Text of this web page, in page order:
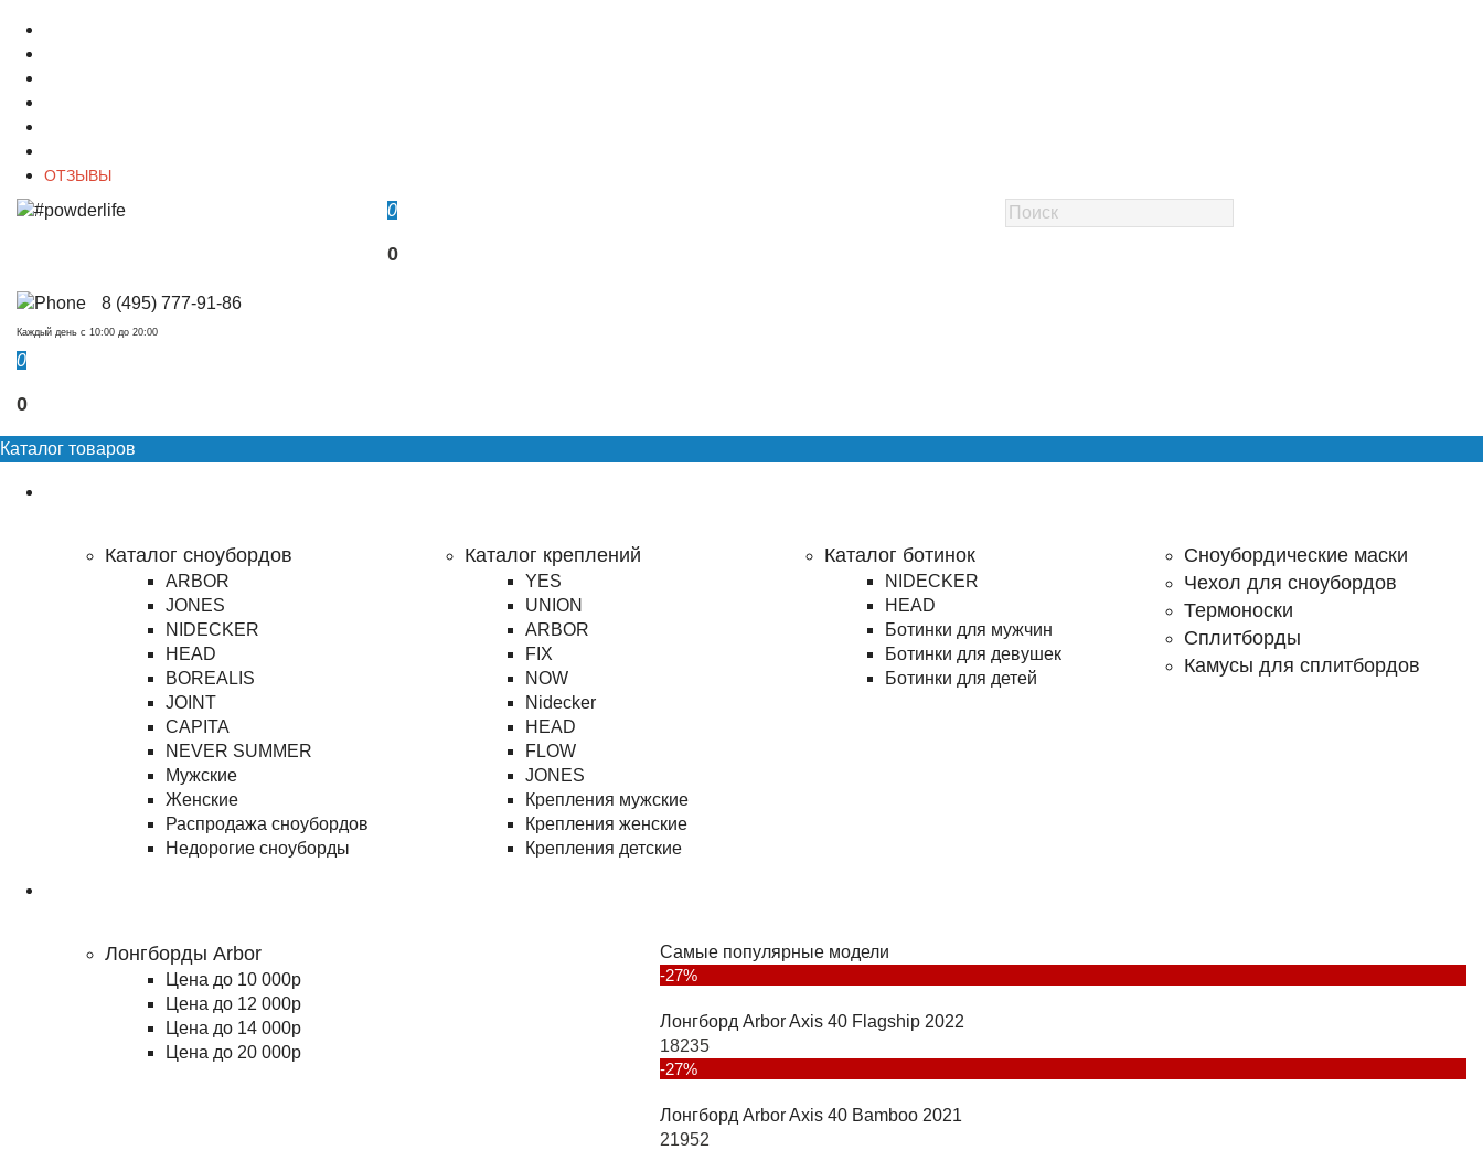
ОТЗЫВЫ
0
0
8 (495) 777-91-86
Каждый день c 10:00 до 20:00
0
0
Каталог товаров
Каталог сноубордов
ARBOR
JONES
NIDECKER
HEAD
BOREALIS
JOINT
CAPITA
NEVER SUMMER
Мужские
Женские
Распродажа сноубордов
Недорогие сноуборды
Каталог креплений
YES
UNION
ARBOR
FIX
NOW
Nidecker
HEAD
FLOW
JONES
Крепления мужские
Крепления женские
Крепления детские
Каталог ботинок
NIDECKER
HEAD
Ботинки для мужчин
Ботинки для девушек
Ботинки для детей
Сноубордические маски
Чехол для сноубордов
Термоноски
Сплитборды
Камусы для сплитбордов
Лонгборды Arbor
Цена до 10 000р
Цена до 12 000р
Цена до 14 000р
Цена до 20 000р
Самые популярные модели
-27%
Лонгборд Arbor Axis 40 Flagship 2022
18235
-27%
Лонгборд Arbor Axis 40 Bamboo 2021
21952